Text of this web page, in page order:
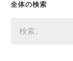
全体の検索
索: